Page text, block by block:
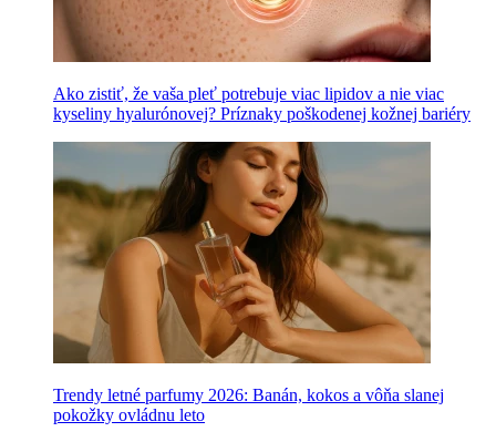
Ako zistiť, že vaša pleť potrebuje viac lipidov a nie viac
kyseliny hyalurónovej? Príznaky poškodenej kožnej bariéry
Trendy letné parfumy 2026: Banán, kokos a vôňa slanej
pokožky ovládnu leto